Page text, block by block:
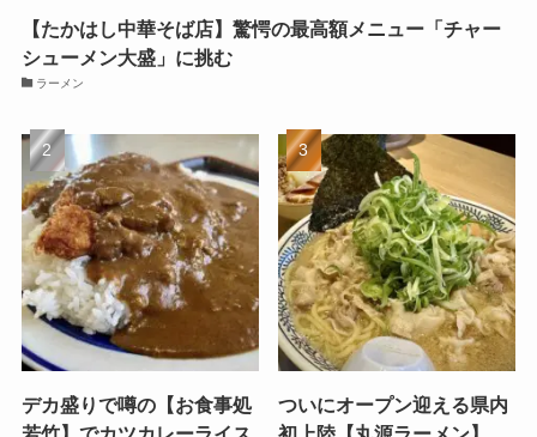
【たかはし中華そば店】驚愕の最高額メニュー「チャー
シューメン大盛」に挑む
ラーメン
デカ盛りで噂の【お食事処
ついにオープン迎える県内